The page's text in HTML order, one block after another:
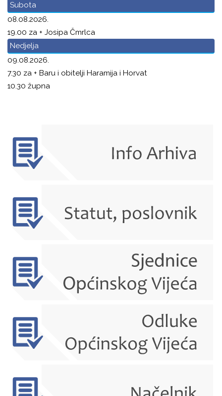
Subota
08.08.2026.
19.00 za + Josipa Čmrlca
Nedjelja
09.08.2026.
7.30 za + Baru i obitelji Haramija i Horvat
10.30 župna